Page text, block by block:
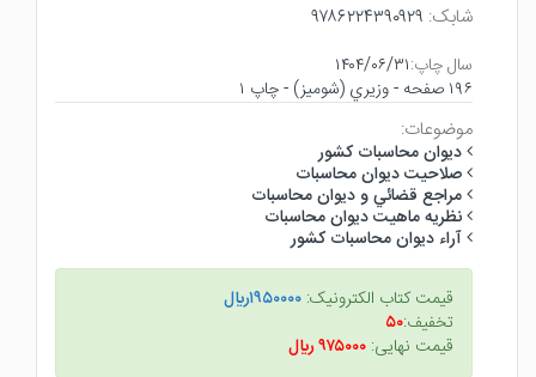
شابک: ۹۷۸۶۲۲۴۳۹۰۹۲۹
سال چاپ:۱۴۰۴/۰۶/۳۱
۱۹۶ صفحه - وزيري (شوميز) - چاپ ۱
موضوعات:
ديوان محاسبات كشور
صلاحيت ديوان محاسبات
مراجع قضائي و ديوان محاسبات
نظريه ماهيت ديوان محاسبات
آراء ديوان محاسبات كشور
قیمت کتاب الکترونیک: ۱۹۵۰۰۰۰ريال
تخفیف:۵۰
قیمت نهایی: ۹۷۵۰۰۰ ريال